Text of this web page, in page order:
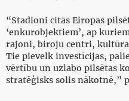
“Stadioni citās Eiropas
‘enkurobjektiem’, ap
rajoni, biroju centri,
Tie pievelk investīcijas,
vērtību un uzlabo pilsētas
stratēģisks solis nākotnē,”